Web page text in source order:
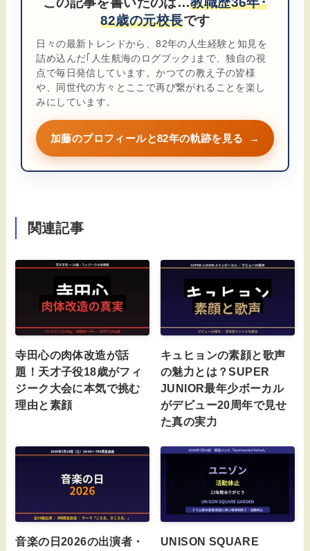
82歳の元校長です
日々の最新トレンドから、82年の人生経験と知見を
詰め込んだ｢人生航海のログブック｣まで、独自の視
点で毎日発信しています。かつての教え子の皆様
や、同世代の方々とここで再び繋がれることを楽し
みにしています。
加藤のプロフィールと82年の軌跡を見る →
関連記事
寺田心の肉体改造が話
題！天才子役18歳がフィ
ジーク大会に本気で挑む
理由と素顔
キュヒョンの素顔と歌声
の魅力とは？SUPER
JUNIOR最年少ボーカル
がデビュー20周年で見せ
た真の実力
音楽の日2026の出演者・
UNISON SQUARE